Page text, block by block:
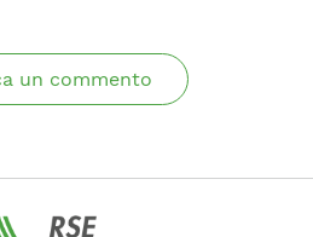
un commento